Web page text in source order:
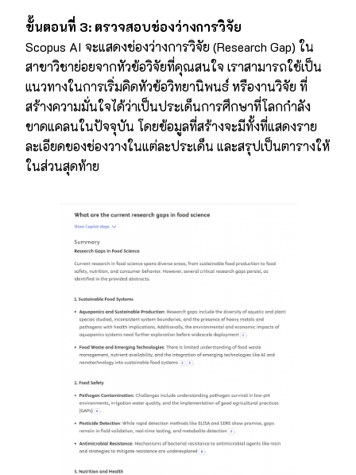
ขั้นตอนที่ 3: ตรวจสอบช่องว่างการวิจัย
Scopus AI จะแสดงช่องว่างการวิจัย (Research Gap) ใน
สาขาวิชาย่อยจากหัวข้อวิจัยที่คุณสนใจ เราสามารถใช้เป็น
แนวทางในการเริ่มคิดหัวข้อวิทยานิพนธ์ หรืองานวิจัย ที่
สร้างความมั่นใจได้ว่าเป็นประเด็นการศึกษาที่โลกกำลัง
ขาดแคลนในปัจจุบัน โดยข้อมูลที่สร้างจะมีทั้งที่แสดงราย
ละเอียดของช่องวางในแต่ละประเด็น และสรุปเป็นตารางให้
ในส่วนสุดท้าย